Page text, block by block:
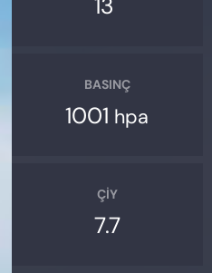
13
BASINÇ
1001 hpa
ÇIY
7.7